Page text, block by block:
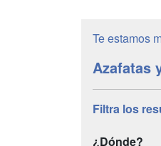
Te estamos
Azafatas
Filtra los
¿Dónde?